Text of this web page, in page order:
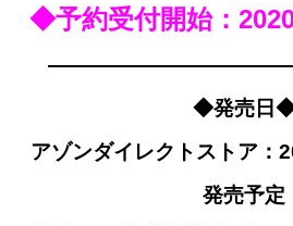
◆予約受付開始：
◆発売日
アゾンダイレクトストア：
発売予定